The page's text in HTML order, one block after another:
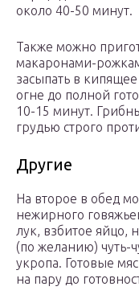
около 40-50 минут.
Также можно
макаронами-
засыпать в
огне до полной
10-15 минут.
грудью строго
Другие
На второе в обед
нежирного
лук, взбитое яйцо,
(по желанию) чуть-
укропа. Готовые
на пару до